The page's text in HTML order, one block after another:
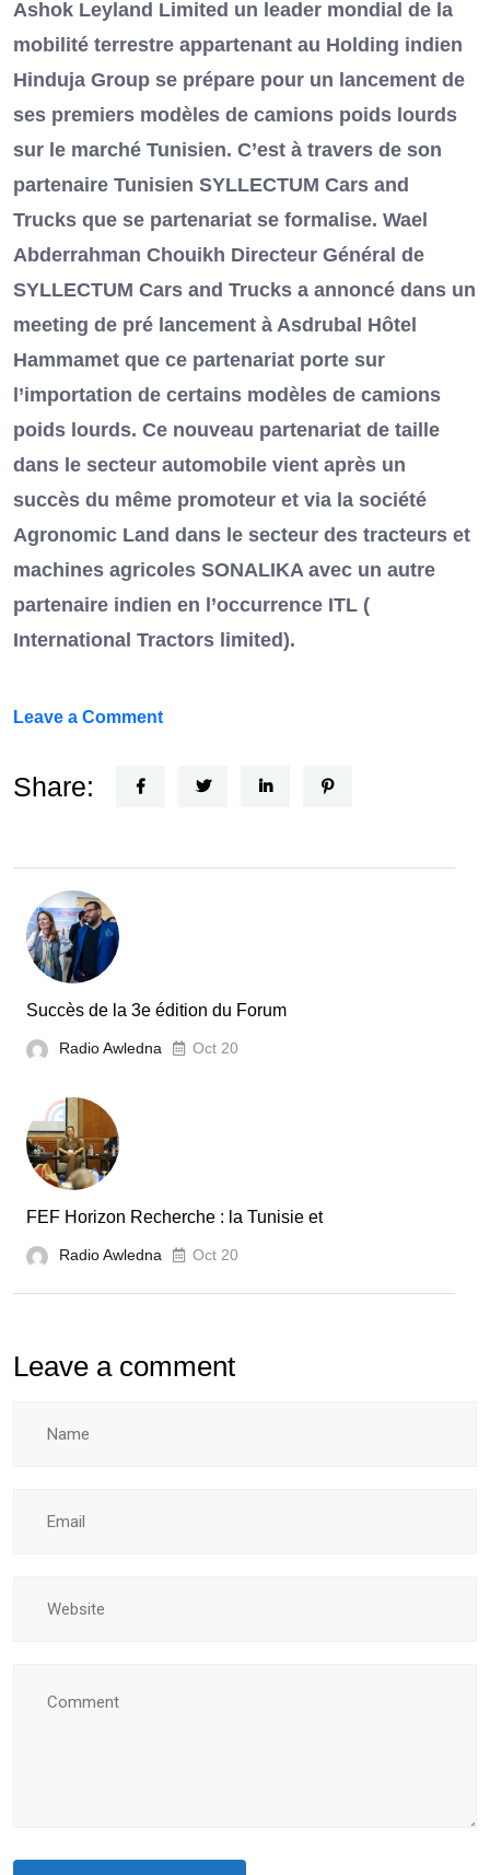
Ashok Leyland Limited un leader mondial de la
mobilité terrestre appartenant au Holding indien
Hinduja Group se prépare pour un lancement de
ses premiers modèles de camions poids lourds
sur le marché Tunisien. C’est à travers de son
partenaire Tunisien SYLLECTUM Cars and
Trucks que se partenariat se formalise. Wael
Abderrahman Chouikh Directeur Général de
SYLLECTUM Cars and Trucks a annoncé dans un
meeting de pré lancement à Asdrubal Hôtel
Hammamet que ce partenariat porte sur
l’importation de certains modèles de camions
poids lourds. Ce nouveau partenariat de taille
dans le secteur automobile vient après un
succès du même promoteur et via la société
Agronomic Land dans le secteur des tracteurs et
machines agricoles SONALIKA avec un autre
partenaire indien en l’occurrence ITL (
International Tractors limited).
Leave a Commenton
Nouvel
le
Tunisie
Share:
Succès de la 3e édition du Forum
Radio Awledna Oct 20
FEF Horizon Recherche : la Tunisie et
Radio Awledna Oct 20
Leave a comment